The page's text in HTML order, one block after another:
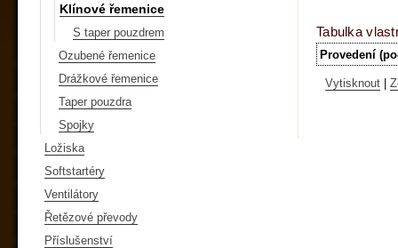
Klínové řemenice
S taper pouzdrem
Ozubené řemenice
Drážkové řemenice
Taper pouzdra
Spojky
Ložiska
Softstartéry
Ventilátory
Řetězové převody
Příslušenství
Tabulka
Provedení
Vytisknout